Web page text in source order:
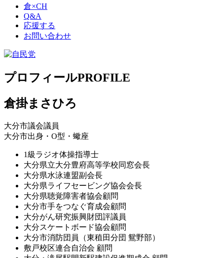
倉×CH
Q&A
応援する
お問い合わせ
プロフィールPROFILE
倉掛まさひろ
大分市議会議員
大分市出身・O型・蠍座
1級ラジオ体操指導士
大分県立大分豊府高等学校同窓会長
大分県水泳連盟副会長
大分県ライフセービング協会会長
大分県聴覚障害者協会顧問
大分市手をつなぐ育成会顧問
大分がん研究振興財団評議員
大分スケートボード協会顧問
大分市消防団員（東稙田分団 鴛野部）
敷戸校区連合自治会 顧問